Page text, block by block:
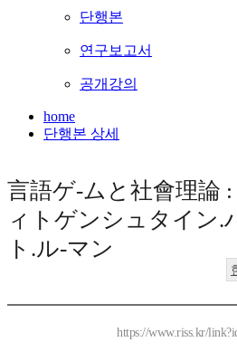
단행본
연구보고서
공개강의
home
단행본 상세
言語ゲ-ムと社會理論
ィトゲンシュタイン.
ト.ル-マン
https://www.riss.kr/